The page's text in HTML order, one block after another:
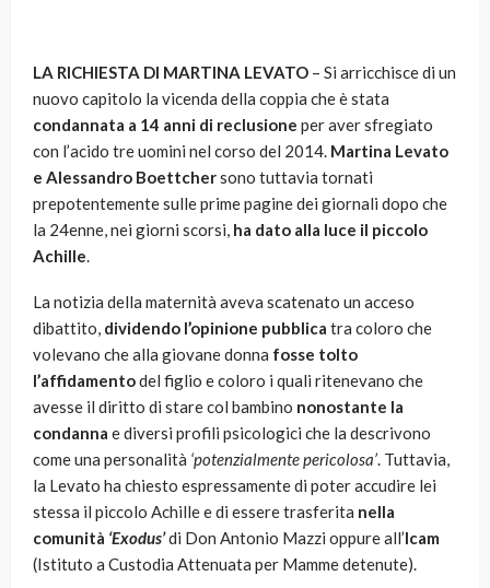
LA RICHIESTA DI MARTINA LEVATO – Si arricchisce di un
nuovo capitolo la vicenda della coppia che è stata
condannata a 14 anni di reclusione per aver sfregiato
con l’acido tre uomini nel corso del 2014. Martina Levato
e Alessandro Boettchersono tuttavia tornati
prepotentemente sulle prime pagine dei giornali dopo che
la 24enne, nei giorni scorsi, ha dato alla luce il piccolo
Achille.
La notizia della maternità aveva scatenato un acceso
dibattito, dividendo l’opinione pubblica tra coloro che
volevano che alla giovane donna fosse tolto
l’affidamentodel figlio e coloro i quali ritenevano che
avesse il diritto di stare col bambino nonostante la
condanna e diversi profili psicologici che la descrivono
come una personalità ‘potenzialmente pericolosa’. Tuttavia,
la Levato ha chiesto espressamente di poter accudire lei
stessa il piccolo Achille e di essere trasferita nella
comunità ‘Exodus’di Don Antonio Mazzi oppure all’Icam
(Istituto a Custodia Attenuata per Mamme detenute).